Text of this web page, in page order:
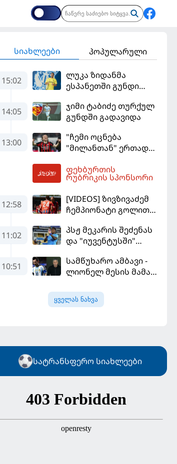
სიახლეები პოპულარული
15:02
ლუკა ზიდანმა
ესპანეთში გუნდი
14:05
ჯიმი ტაბიძე თურქულ
გუნდში გადავიდა
13:00
"ჩემი ოცნება
"მილანთან" ერთად
მოდრიჩმა
"როსონერიში" თავის
ფეხბურთის
რუბრიკის სპონსორი
12:58
[VIDEOS] ზივზივაძემ
ჩემპიონატი გოლით,
გამარჯვებით დაიწყო
11:02
პსჟ მეკარის შეძენას
და "იუვენტუსში"
აპირებს
10:51
სამწუხარო ამბავი -
ლიონელ მესის მამა
გარდაიცვალა
ყველას ნახვა
სატრანსფერო სიახლეები